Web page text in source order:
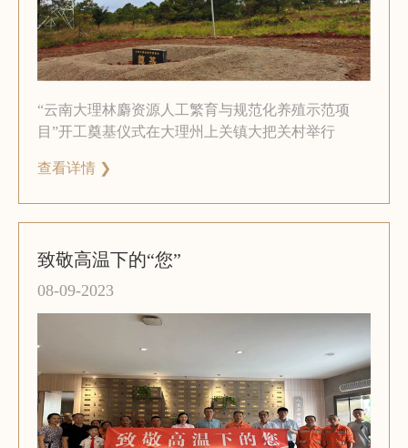
“云南大理林麝资源人工繁育与规范化养殖示范项
目”开工奠基仪式在大理州上关镇大把关村举行
查看详情 ❯
致敬高温下的“您”
08-09-2023